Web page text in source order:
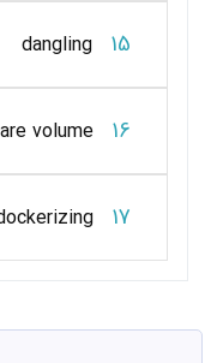
15
dangling
16
volume
17